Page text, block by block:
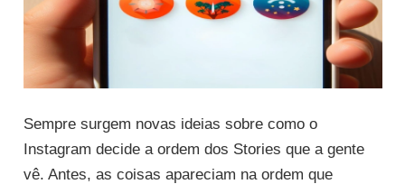
Sempre surgem novas ideias sobre como o
Instagram decide a ordem dos Stories que a gente
vê. Antes, as coisas apareciam na ordem que